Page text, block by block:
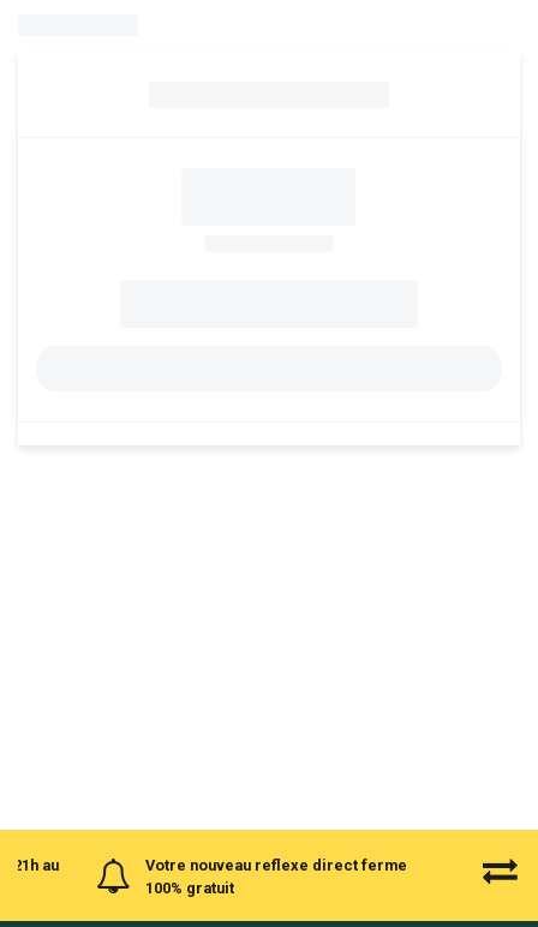
21h au
Votre nouveau reflexe direct ferme
100% gratuit